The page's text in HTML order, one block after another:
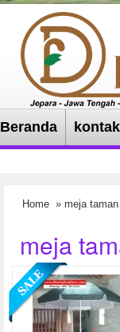
Beranda
Home » meja
meja